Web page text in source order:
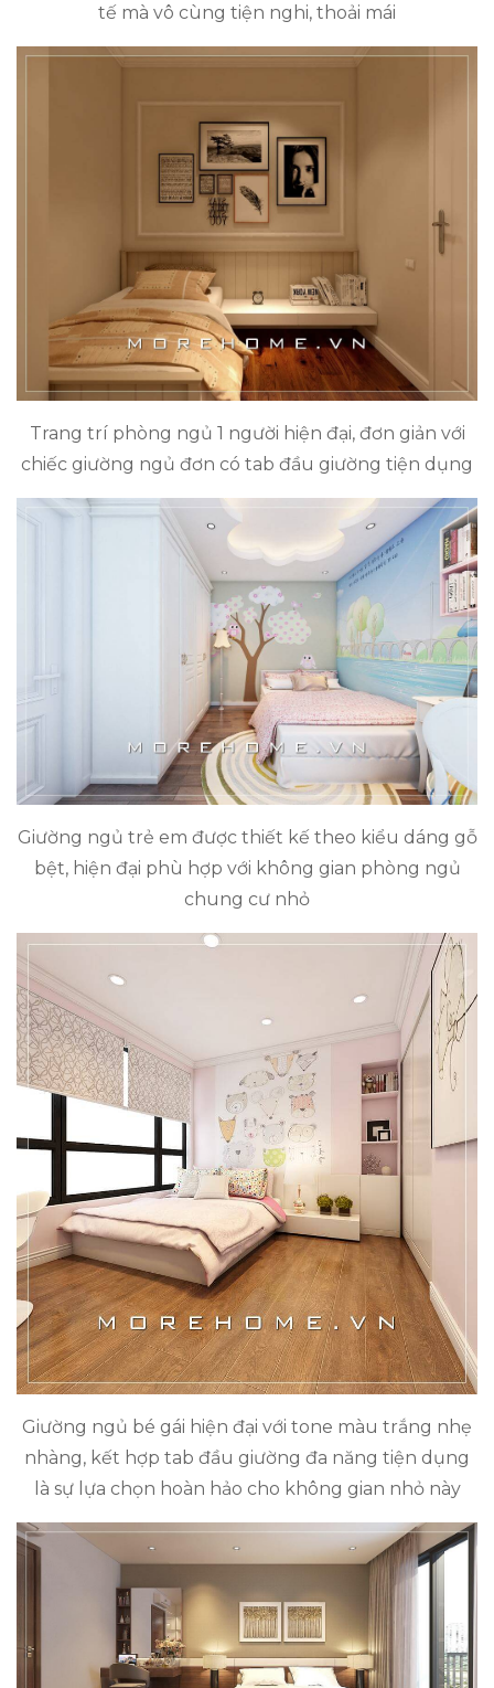
tế mà vô cùng tiện nghi, thoải mái
Trang trí phòng ngủ 1 người hiện đại, đơn giản với
chiếc giường ngủ đơn có tab đầu giường tiện dụng
Giường ngủ trẻ em được thiết kế theo kiểu dáng gỗ
bệt, hiện đại phù hợp với không gian phòng ngủ
chung cư nhỏ
Giường ngủ bé gái hiện đại với tone màu trắng nhẹ
nhàng, kết hợp tab đầu giường đa năng tiện dụng
là sự lựa chọn hoàn hảo cho không gian nhỏ này